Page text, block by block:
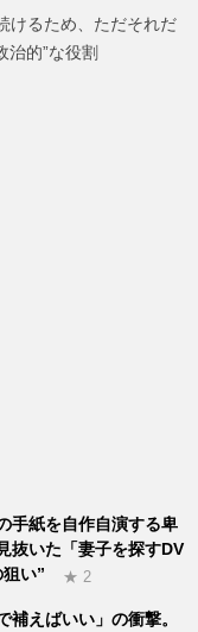
ジ
けるため、ただそれだ
治的”な役割
手紙を自作自演する卑
抜いた「妻子を探すDV
い”
★ 2
補えばいい」の衝撃。